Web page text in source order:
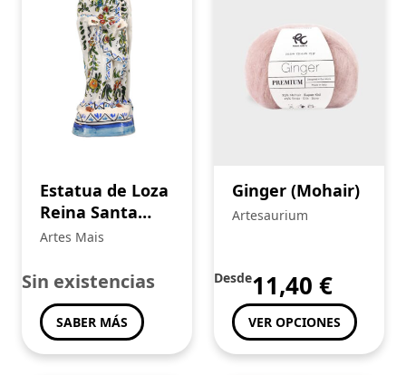
CATEGORÍAS
Artesanato
Calçado(47)
Costura e Trabalhos Manuais
Mostrar más ...
TIENDAS
À Mesa Com...
Adora - Fashion Store
(9)
Anas Fashion - Ana Bela Da Conceição Da Silva
Estatua de Loza
Reina Santa
Isabel – Estilo
Artes Mais
Sin existencias
SABER MÁS
Ginger (Mohair)
Artesaurium
Desde11,40 €
VER OPCIONES